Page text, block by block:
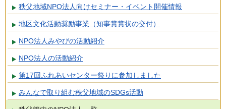
秩父地域NPO法人向けセミナー・イベント開催情報
地区文化活動奨励事業（知事賞賞状の交付）
NPO法人みやびの活動紹介
NPO法人の活動紹介
第17回ふれあいセンター祭りに参加しました
みんなで取り組む秩父地域のSDGs活動